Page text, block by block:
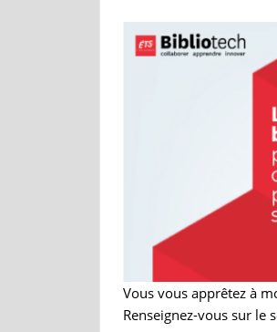
Vous vous apprêtez à
Renseignez-vous sur le